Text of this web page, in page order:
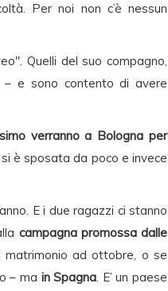
Per noi non c’è nessun
Quelli del suo compagno,
– e sono contento di avere
verranno a Bologna per
è sposata da poco e invece
E i due ragazzi ci stanno
campagna promossa dalle
matrimonio ad ottobre, o se
– ma in Spagna. E’ un paese